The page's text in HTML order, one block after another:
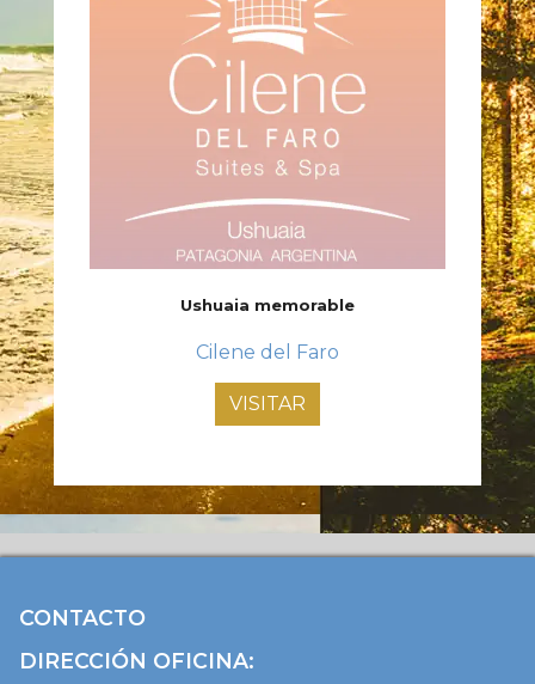
Ushuaia memorable
Cilene del Faro
VISITAR
CONTACTO
DIRECCIÓN OFICINA: